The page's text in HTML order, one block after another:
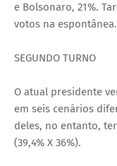
e Bolsonaro, 21%.
votos na espontânea.
SEGUNDO TURNO
O atual presidente
em seis cenários
deles, no entanto,
(39,4% X 36%).